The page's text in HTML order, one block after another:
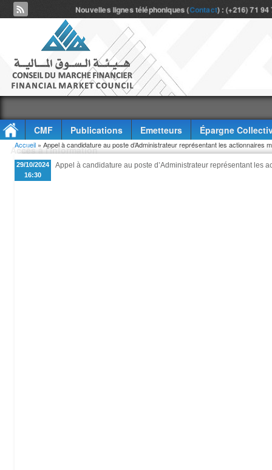
Nouvelles lignes téléphoniques (Contact) : (+216) 71
CMF Publications Emetteurs
Épargne
Accès à l'information
Vous êtes ici
Accueil » Appel à candidature au poste d’Administrateur représentant les actionnaires
29/10/2024
16:30
Appel à candidature au poste d’Administrateur représentant les